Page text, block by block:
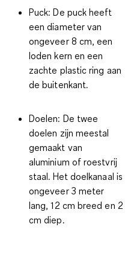
Puck:De puck heeft
een diameter van
ongeveer 8 cm, een
loden kern en een
zachte plastic ring aan
de buitenkant.
Doelen: De twee
doelen zijn meestal
gemaakt van
aluminium of roestvrij
staal. Het doelkanaal is
ongeveer 3 meter
lang, 12 cm breed en 2
cm diep.